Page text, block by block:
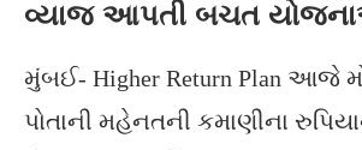
વ્યાજ આપતી બચત
મુંબઈ- Higher Return Plan આજે
પોતાની મહેનતની કમાણીના